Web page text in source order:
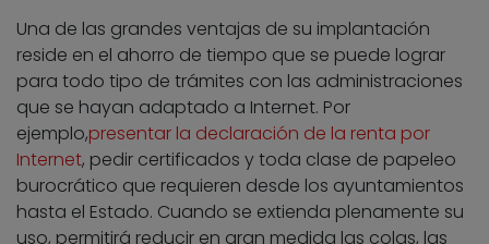
Una de las grandes ventajas de su implantación
reside en el ahorro de tiempo que se puede lograr
para todo tipo de trámites con las administraciones
que se hayan adaptado a Internet. Por
ejemplo,presentar la declaración de la renta por
Internet, pedir certificados y toda clase de papeleo
burocrático que requieren desde los ayuntamientos
hasta el Estado. Cuando se extienda plenamente su
uso, permitirá reducir en gran medida las colas, las